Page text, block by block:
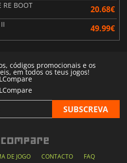
RE BOOT 20.68€
49.99€
códigos promocionais e os
em todos os teus jogos!
DE JOGO CONTACTO FAQ